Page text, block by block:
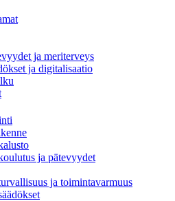
ja meriterveys
ja digitalisaatio
ja pätevyydet
ja toimintavarmuus